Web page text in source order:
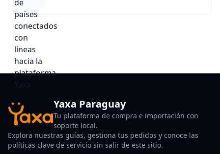
Yaxa Paraguay
Tu plataforma de compra e importación con
soporte local.
Explora nuestras guías, gestiona tus pedidos y conoce las
políticas clave de servicio sin salir de este sitio.